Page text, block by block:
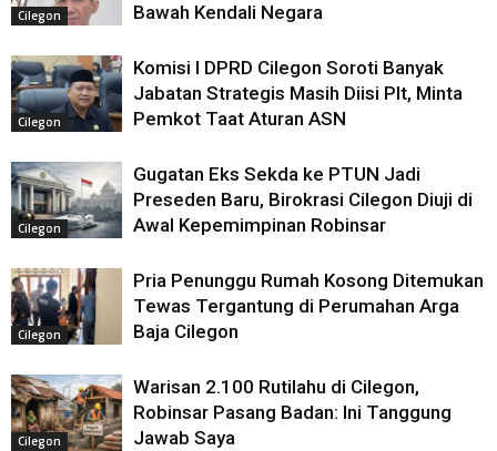
Cilegon
Bawah Kendali Negara
Cilegon
Komisi I DPRD Cilegon Soroti Banyak
Jabatan Strategis Masih Diisi Plt, Minta
Pemkot Taat Aturan ASN
Cilegon
Gugatan Eks Sekda ke PTUN Jadi
Preseden Baru, Birokrasi Cilegon Diuji di
Awal Kepemimpinan Robinsar
Cilegon
Pria Penunggu Rumah Kosong Ditemukan
Tewas Tergantung di Perumahan Arga
Baja Cilegon
Cilegon
Warisan 2.100 Rutilahu di Cilegon,
Robinsar Pasang Badan: Ini Tanggung
Jawab Saya